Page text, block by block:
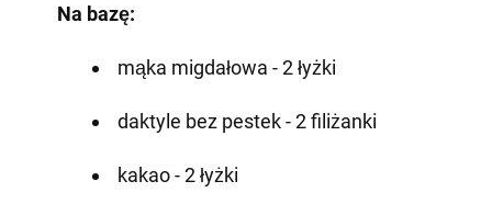
Na bazę:
mąka migdałowa - 2 łyżki
daktyle bez pestek - 2 filiżanki
kakao - 2 łyżki